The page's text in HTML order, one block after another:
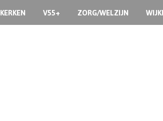
KERKEN V55+ ZORG/WELZIJN